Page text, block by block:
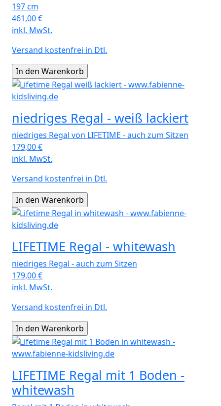
197 cm
461,00€
inkl. MwSt.
Versand kostenfrei in Dtl.
niedriges Regal - weiß lackiert
niedriges Regal von LIFETIME - auch zum Sitzen
179,00€
inkl. MwSt.
Versand kostenfrei in Dtl.
LIFETIME Regal - whitewash
niedriges Regal - auch zum Sitzen
179,00€
inkl. MwSt.
Versand kostenfrei in Dtl.
LIFETIME Regal mit 1 Boden -
whitewash